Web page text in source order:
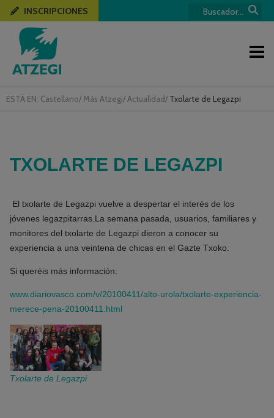
ESTÁ EN: Castellano/ Más Atzegi/ Actualidad/ Txolarte de Legazpi
INSCRIPCIONES
TXOLARTE DE LEGAZPI
El txolarte de Legazpi vuelve a despertar el interés de los
jóvenes legazpitarras.La semana pasada, usuarios, familiares y
monitores del txolarte de Legazpi dieron a conocer su
experiencia a una veintena de chicas en el Gazte Txoko.
Si queréis más información:
www.diariovasco.com/v/20100411/alto-urola/txolarte-experiencia-
merece-pena-20100411.html
Txolarte de Legazpi